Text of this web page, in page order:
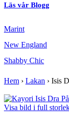
Läs vår Blogg
Marint
New England
Shabby Chic
Hem › Lakan › Isis
Visa bild i full